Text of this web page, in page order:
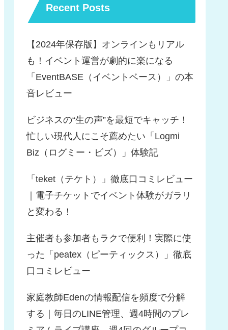
Recent Posts
【2024年保存版】オンラインもリアル
も！イベント運営が劇的に楽になる
「EventBASE（イベントベース）」の本
音レビュー
ビジネスの“生の声”を最短でキャッチ！
忙しい現代人にこそ薦めたい「Logmi
Biz（ログミー・ビズ）」体験記
「teket（テケト）」徹底口コミレビュー
｜電子チケットでイベント体験がガラリ
と変わる！
主催者も参加者もラクで便利！実際に使
った「peatex（ピーティックス）」徹底
口コミレビュー
家庭教師Edenの情報配信を頻度で分解
する｜毎日のLINE管理、週4時間のプレ